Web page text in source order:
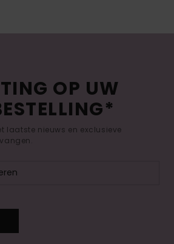
OP UW
laatste nieuws en exclusieve